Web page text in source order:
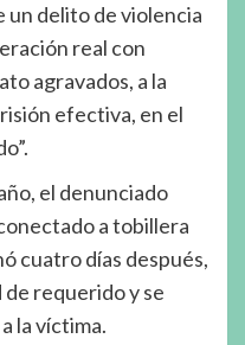
un delito de violencia
real con
agravados, a la
efectiva, en el
el denunciado
a tobillera
cuatro días después,
de requerido y se
la víctima.